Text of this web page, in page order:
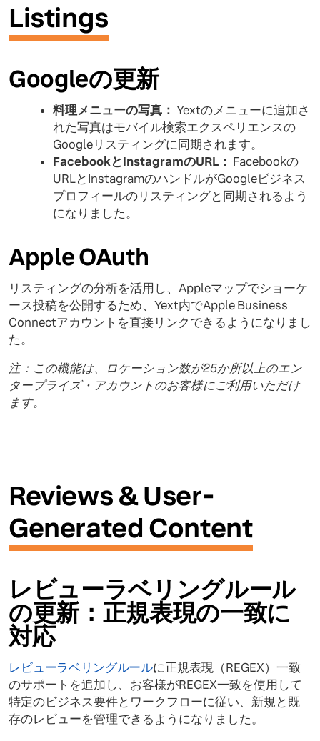
Listings
Googleの更新
料理メニューの写真： Yextのメニューに追加さ
れた写真はモバイル検索エクスペリエンスの
Googleリスティングに同期されます。
FacebookとInstagramのURL： Facebookの
URLとInstagramのハンドルがGoogleビジネス
プロフィールのリスティングと同期されるよう
になりました。
Apple OAuth
リスティングの分析を活用し、Appleマップでショーケ
ース投稿を公開するため、Yext内でApple Business
Connectアカウントを直接リンクできるようになりまし
た。
注：この機能は、ロケーション数が25か所以上のエン
タープライズ・アカウントのお客様にご利用いただけ
ます。
Reviews & User-
Generated Content
レビューラベリングルール
の更新：正規表現の一致に
対応
レビューラベリングルールに正規表現（REGEX）一致
のサポートを追加し、お客様がREGEX一致を使用して
特定のビジネス要件とワークフローに従い、新規と既
存のレビューを管理できるようになりました。